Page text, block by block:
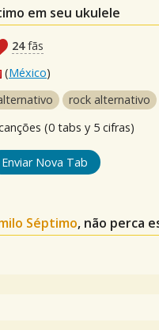
em seu ukulele
24fãs
(México)
rock alternativo
(0 tabs y 5 cifras)
Enviar Nova Tab
Séptimo, não perca